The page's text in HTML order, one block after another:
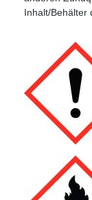
Inhalt/Behälter